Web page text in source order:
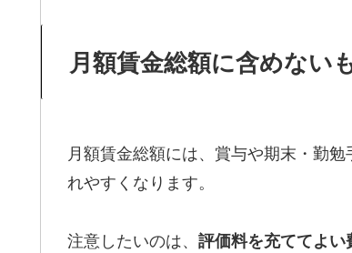
月額賃金総額に含めない
月額賃金総額には、賞与や期末・勤
れやすくなります。
注意したいのは、 評価料を充ててよい